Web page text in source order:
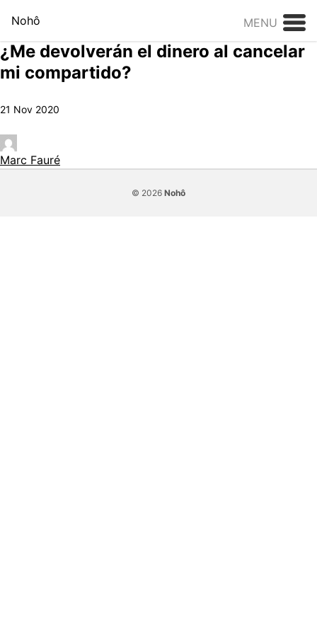
Nohô
MENU
¿Me devolverán el dinero al cancelar
mi compartido?
21 Nov 2020
Marc Fauré
© 2026 Nohô